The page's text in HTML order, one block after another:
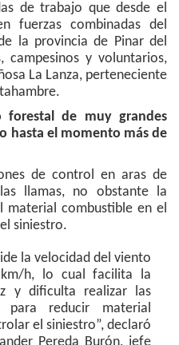
de trabajo que desde el
fuerzas combinadas del
la provincia de Pinar del
campesinos y voluntarios,
La Lanza, perteneciente
de muy grandes
hasta el momento más de
de control en aras de
llamas, no obstante la
material combustible en el
siniestro.
la velocidad del viento
h, lo cual facilita la
y dificulta realizar las
para reducir material
el siniestro”, declaró
Pereda Burón, jefe